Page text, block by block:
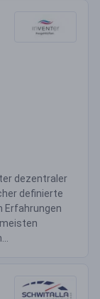
dezentraler
definierte
Erfahrungen